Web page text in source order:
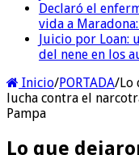
Declaró el
vida a
Juicio por Loan:
del nene en los
Inicio/PORTADA/Lo
lucha contra el
Pampa
Lo que